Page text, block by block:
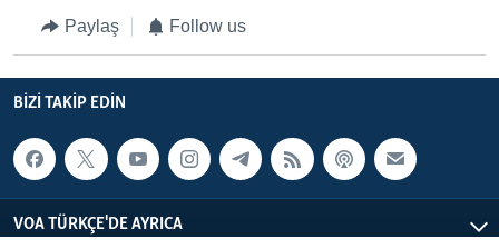
Paylaş Follow us
BIZI TAKIP EDIN
VOA TÜRKÇE'DE AYRICA